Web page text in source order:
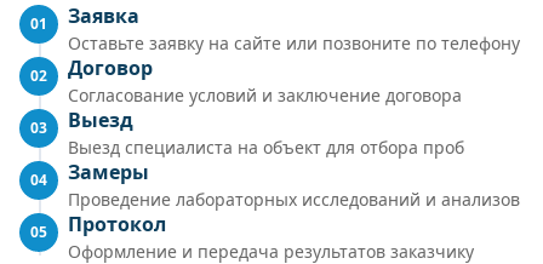
01 Заявка
Оставьте заявку на сайте или позвоните по телефону
02 Договор
Согласование условий и заключение договора
03 Выезд
Выезд специалиста на объект для отбора проб
04 Замеры
Проведение лабораторных исследований и анализов
05 Протокол
Оформление и передача результатов заказчику